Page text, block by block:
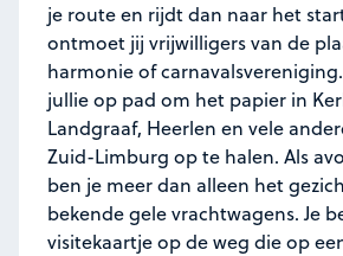
je route en rijdt dan naar het
ontmoet jij vrijwilligers van de
harmonie of
jullie op pad om het papier in
Landgraaf, Heerlen en vele
Zuid-Limburg op te halen. Als
ben je meer dan alleen het
bekende gele vrachtwagens. Je
visitekaartje op de weg die op